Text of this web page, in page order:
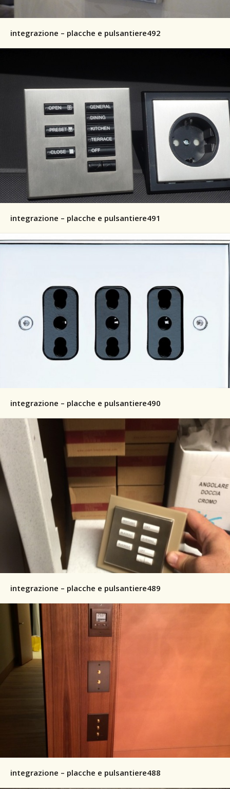
integrazione – placche e pulsantiere492
integrazione – placche e pulsantiere491
integrazione – placche e pulsantiere490
integrazione – placche e pulsantiere489
integrazione – placche e pulsantiere488